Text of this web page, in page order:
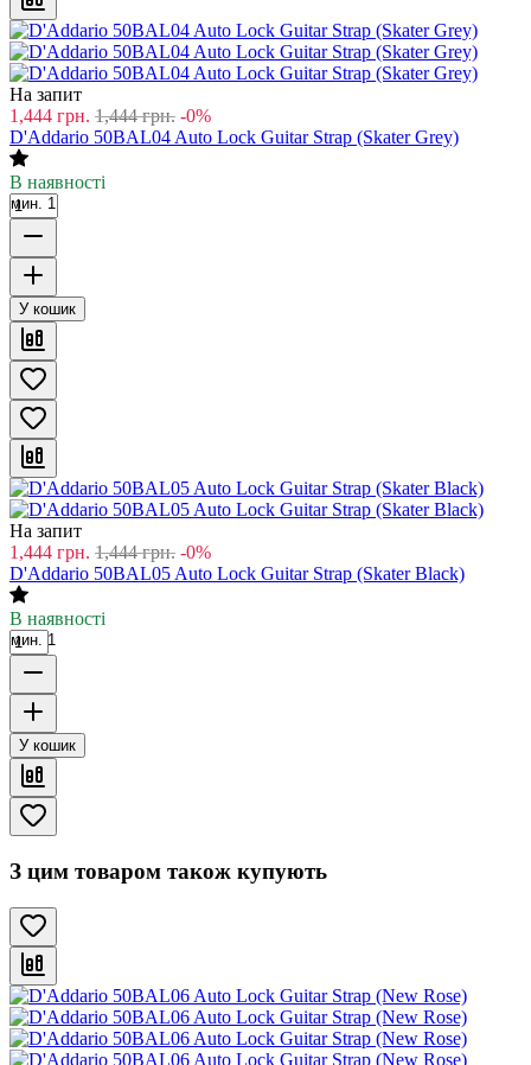
На запит
1,444 грн. 1,444 грн. -0%
D'Addario 50BAL04 Auto Lock Guitar Strap (Skater Grey)
В наявності
мин. 1
У кошик
На запит
1,444 грн. 1,444 грн. -0%
D'Addario 50BAL05 Auto Lock Guitar Strap (Skater Black)
В наявності
мин. 1
У кошик
З цим товаром також купують